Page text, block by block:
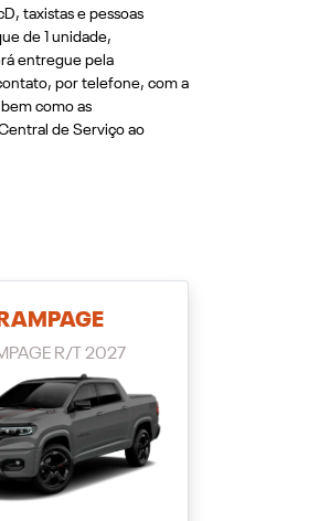
taxistas e pessoas
de 1 unidade,
entregue pela
por telefone, com a
como as
de Serviço ao
R/T 2027